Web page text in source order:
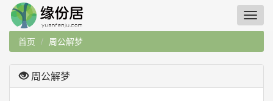
首页 周公解梦
周公解梦